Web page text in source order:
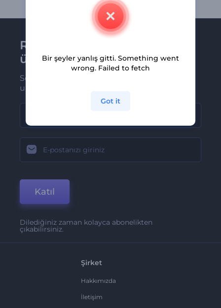
Renderforest bültenine
üye olun
Son haber ve tekliflerimiz ilk olarak size
ulaşsın
Katıl
Dilediğiniz zaman kolayca abonelikten
çıkabilirsiniz.
Şirket
Hakkımızda
İletişim
Bir şeyler yanlış gitti. Something went
wrong. Failed to fetch
Got it